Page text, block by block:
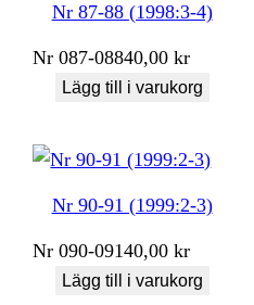
Nr 87-88 (1998:3-4)
Nr 087-08840,00kr
Lägg till i varukorg
Nr 90-91 (1999:2-3)
Nr 090-09140,00kr
Lägg till i varukorg